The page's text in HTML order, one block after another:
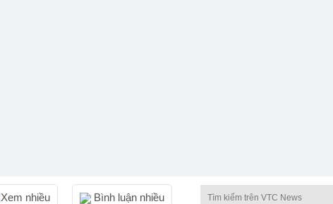
Xem nhiều Bình luận nhiều